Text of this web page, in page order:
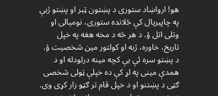
هو! ارواښاد ستوری د پښتون ټبر او پښتو ژبې
په چاپیریال کې ځلانده ستوری، نومیالی او
وتلی اتل ؤ. د هر څه د مخه هغه په خپل
تاریخ، خاوره، ژبه او کولتور مین شخصیت ؤ.
د پښتو سره ئې بې کچه مینه درلودله او د
همدې مینی په لړ کې ده خپلې ټولی شخصی
ګټی د پښتنو او د خپل قام تر ګټو زار کړی وی.